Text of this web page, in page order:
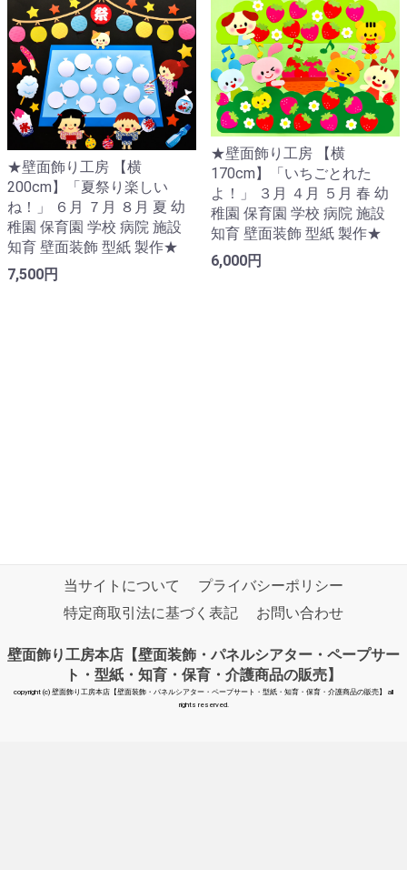
★壁面飾り工房 【横
200cm】「夏祭り楽しい
ね！」 ６月 ７月 ８月 夏 幼
稚園 保育園 学校 病院 施設
知育 壁面装飾 型紙 製作★
7,500円
★壁面飾り工房 【横
170cm】「いちごとれた
よ！」 ３月 ４月 ５月 春 幼
稚園 保育園 学校 病院 施設
知育 壁面装飾 型紙 製作★
6,000円
当サイトについて
プライバシーポリシー
特定商取引法に基づく表記
お問い合わせ
壁面飾り工房本店【壁面装飾・パネルシアター・ペープサー
ト・型紙・知育・保育・介護商品の販売】
copyright (c) 壁面飾り工房本店【壁面装飾・パネルシアター・ペープサート・型紙・知育・保育・介護商品の販売】 all
rights reserved.